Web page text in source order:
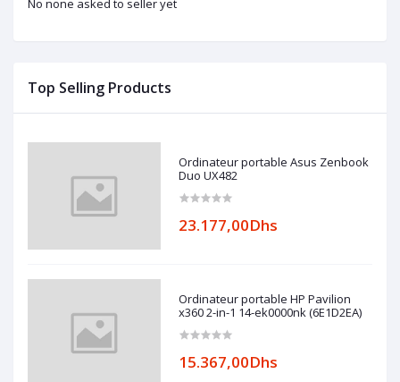
Top Selling Products
Ordinateur portable Asus Zenbook
Duo UX482
23.177,00Dhs
Ordinateur portable HP Pavilion
x360 2-in-1 14-ek0000nk (6E1D2EA)
15.367,00Dhs
No none asked to seller yet